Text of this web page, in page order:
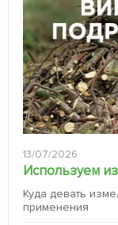
13/07/2026
Используем
Куда девать
применения